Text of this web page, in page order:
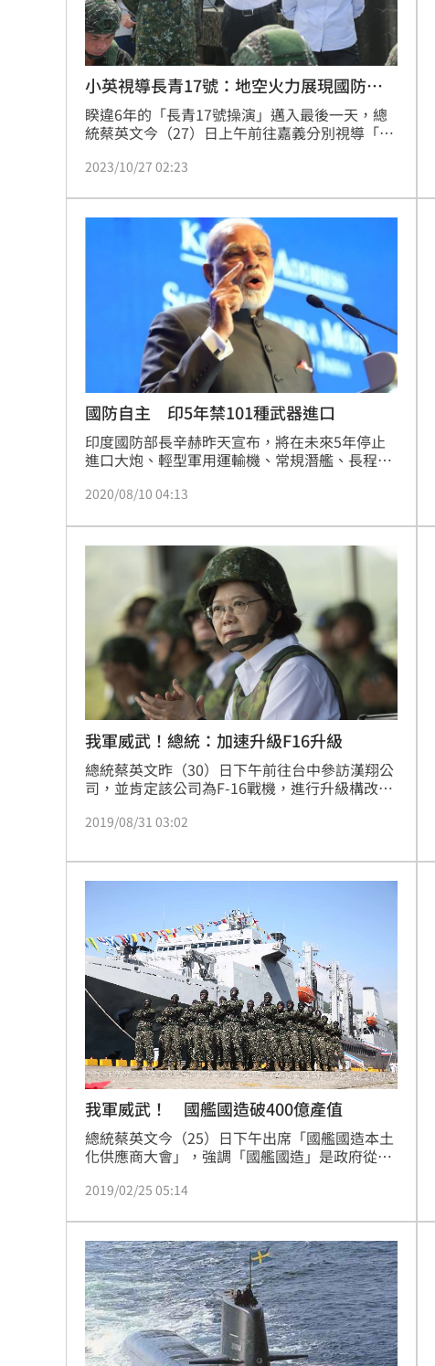
小英視導長青17號：地空火力展現國防自
主
睽違6年的「長青17號操演」邁入最後一天，總
統蔡英文今（27）日上午前往嘉義分別視導「統
隊同仁指揮協調和應處能力，並頒發加菜金，慰
2023/10/27 02:23
國防自主 印5年禁101種武器進口
印度國防部長辛赫昨天宣布，將在未來5年停止
進口大炮、輕型軍用運輸機、常規潛艦、長程對
國防自主。
2020/08/10 04:13
我軍威武！總統：加速升級F16升級
總統蔡英文昨（30）日下午前往台中參訪漢翔公
司，並肯定該公司為F-16戰機，進行升級構改的
化國防能力，也提升中華民國空軍戰力。蔡英文
協，更不是退讓，而是要靠堅實的國防能力，才
能確保和平的存在。」
2019/08/31 03:02
我軍威武！ 國艦國造破400億產值
總統蔡英文今（25）日下午出席「國艦國造本土
化供應商大會」，強調「國艦國造」是政府從來
國防，讓台灣國防產業逐漸茁壯，佈局未來的全
跟海巡署的建案釋出了相當多的商機。「這一波
產值將近405億元的國艦國造案，後續還有更多
的建案，將帶給產業更多商機。
2019/02/25 05:14